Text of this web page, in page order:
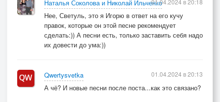
Наталья Соколова и Николай Ильченко
Нее, Светуль, это я Игорю в ответ на его кучу
правок, которые он этой песне рекомендует
сделать:)) А песни есть, только заставить себя надо
их довести до ума:))
Qwertysvetka
А чё? И новые песни после поста...как это связано?
01.04.2024 в 20:13